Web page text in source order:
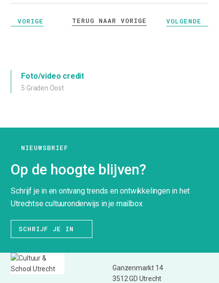
VORIGE TERUG NAAR VORIGE VOLGENDE
Foto/video credit
5 Graden Oost
NIEUWSBRIEF
Op de hoogte blijven?
Schrijf je in en ontvang trends en ontwikkelingen in het
Utrechtse cultuuronderwijs in je mailbox
SCHRIJF JE IN
Ganzenmarkt 14
3512 GD Utrecht